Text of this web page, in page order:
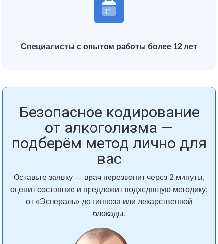
Специалисты с опытом работы более 12 лет
Безопасное кодирование
от алкоголизма —
подберём метод лично для
вас
Оставьте заявку — врач перезвонит через 2 минуты,
оценит состояние и предложит подходящую методику:
от «Эспераль» до гипноза или лекарственной
блокады.